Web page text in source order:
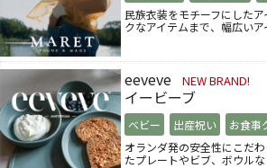
民族衣装をモチーフにした
クなアイテムまで、幅広いア
eeveve NEW BRAND!
イービーブ
ベビー 出産祝い
お食事
オランダ発の安全性にこだ
たプレートやビブ、ボウル